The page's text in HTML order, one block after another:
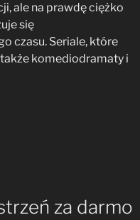
ale na prawdę ciężko
się
czasu. Seriale, które
komediodramaty i
za darmo